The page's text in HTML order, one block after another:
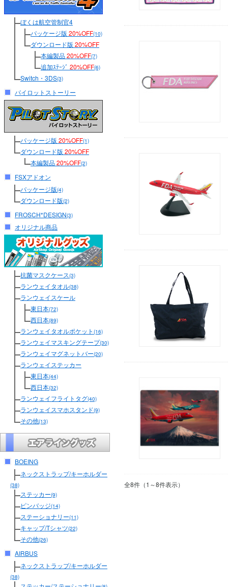
ぼくは航空管制官4
パッケージ版 20%OFF(10)
ダウンロード版 20%OFF
本編製品20%OFF(7)
追加ｽﾃｰｼﾞ 20%OFF(6)
Switch・3DS(3)
パイロットストーリー
パッケージ版 20%OFF(1)
ダウンロード版 20%OFF
本編製品20%OFF(2)
FSXアドオン
パッケージ版(4)
ダウンロード版(2)
FROSCH*DESIGN(3)
オリジナル商品
抗菌マスクケース(3)
ランウェイタオル(38)
ランウェイスケール
東日本(72)
西日本(89)
ランウェイタオルポケット (16)
ランウェイマスキングテープ(30)
ランウェイマグネットバー(20)
ランウェイステッカー
東日本(44)
西日本(32)
ランウェイフライトタグ(40)
ランウェイスマホスタンド(9)
その他(13)
BOEING
ネックストラップ/キーホルダー
(38)
ステッカー(9)
ピンバッジ(14)
ステーショナリー(11)
キャップ/Tシャツ(22)
その他(26)
AIRBUS
ネックストラップ/キーホルダー
(38)
全8件（1～8件表示）